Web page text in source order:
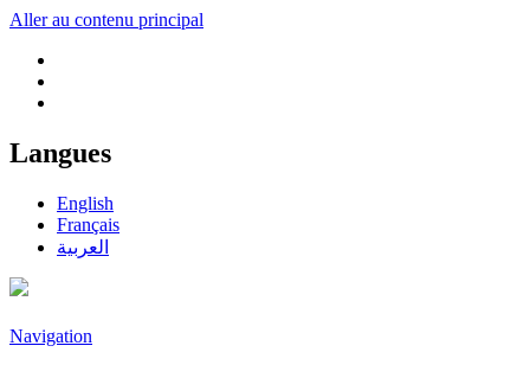
Aller au contenu principal
Langues
English
Français
العربية
Navigation